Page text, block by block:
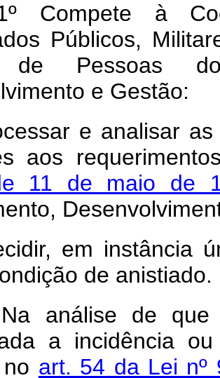
Compete à
Públicos,
de Pessoas
e Gestão:
e analisar
aos
11 de maio de
em instância
de anistiado.
análise de
a incidência
art. 54 da Lei